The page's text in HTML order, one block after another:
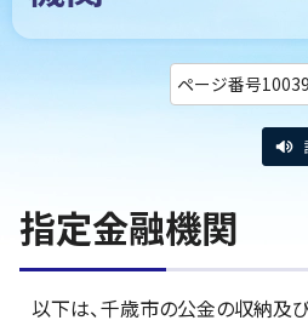
ページ番号
指定金融機関
以下は、千歳市の公金の収納及